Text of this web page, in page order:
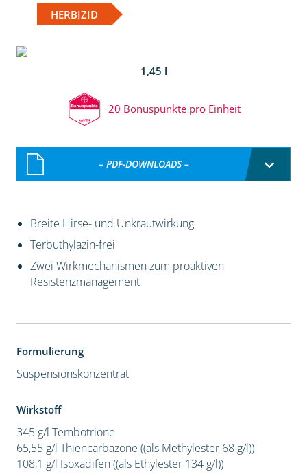
HERBIZID
1,45 l
20 Bonuspunkte pro Einheit
– PDF-DOWNLOADS –
Breite Hirse- und Unkrautwirkung
Terbuthylazin-frei
Zwei Wirkmechanismen zum proaktiven
Resistenzmanagement
Formulierung
Suspensionskonzentrat
Wirkstoff
345 g/l Tembotrione
65,55 g/l Thiencarbazone ((als Methylester 68 g/l))
108,1 g/l Isoxadifen ((als Ethylester 134 g/l))